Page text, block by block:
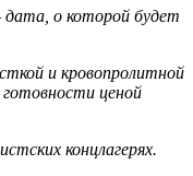
дата, о которой будет
и кровопролитной
ценой
концлагерях.